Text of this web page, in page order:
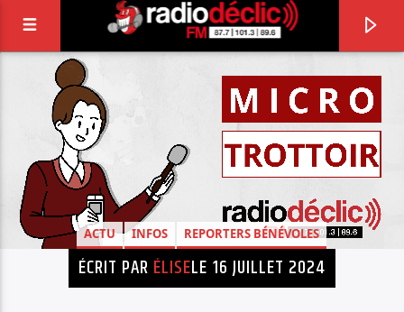
RADIO DÉCLIC
VOTRE RADIO ASSOCIATIVE EN TERRES DE
LORRAINE
ACTU INFOS REPORTERS BÉNÉVOLES
ÉCRIT PAR ÉLISELE 16 JUILLET 2024